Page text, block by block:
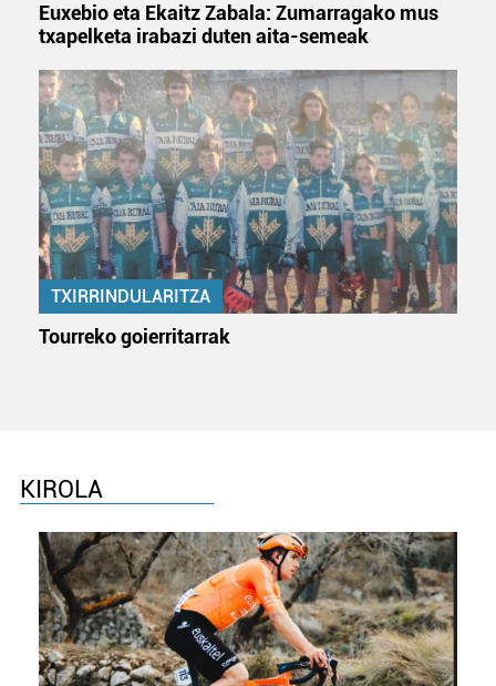
Euxebio eta Ekaitz Zabala: Zumarragako mus
txapelketa irabazi duten aita-semeak
TXIRRINDULARITZA
Tourreko goierritarrak
KIROLA